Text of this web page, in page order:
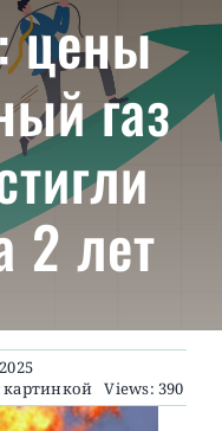
цены
газ
2 лет
картинкой Views: 390